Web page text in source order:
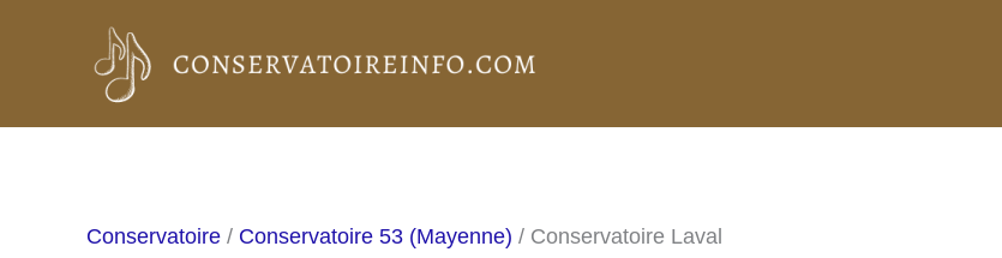
Conservatoire / Conservatoire 53 (Mayenne) / Conservatoire Laval